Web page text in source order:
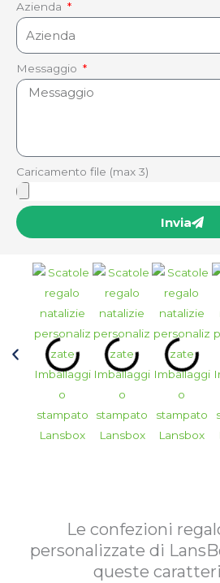
Azienda
Messaggio
Caricamento file (max 3)
Invia
Le confezioni
personalizzate di
queste